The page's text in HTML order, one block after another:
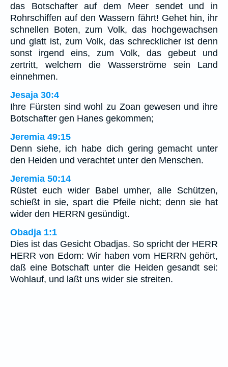
das Botschafter auf dem Meer sendet und in
Rohrschiffen auf den Wassern fährt! Gehet hin, ihr
schnellen Boten, zum Volk, das hochgewachsen
und glatt ist, zum Volk, das schrecklicher ist denn
sonst irgend eins, zum Volk, das gebeut und
zertritt, welchem die Wasserströme sein Land
einnehmen.
Jesaja 30:4
Ihre Fürsten sind wohl zu Zoan gewesen und ihre
Botschafter gen Hanes gekommen;
Jeremia 49:15
Denn siehe, ich habe dich gering gemacht unter
den Heiden und verachtet unter den Menschen.
Jeremia 50:14
Rüstet euch wider Babel umher, alle Schützen,
schießt in sie, spart die Pfeile nicht; denn sie hat
wider den HERRN gesündigt.
Obadja 1:1
Dies ist das Gesicht Obadjas. So spricht der HERR
HERR von Edom: Wir haben vom HERRN gehört,
daß eine Botschaft unter die Heiden gesandt sei:
Wohlauf, und laßt uns wider sie streiten.